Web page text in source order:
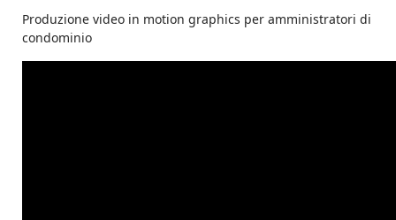
Produzione video in motion graphics per amministratori di
condominio